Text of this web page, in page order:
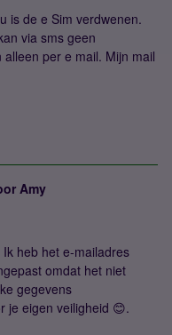
is de e Sim verdwenen.
via sms geen
per e mail. Mijn mail
Amy
heb het e-mailadres
omdat het niet
gegevens
je eigen veiligheid 😊.